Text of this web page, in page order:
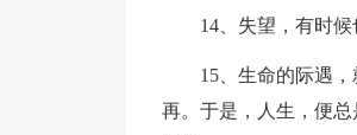
14、失望，有时
15、生命的际遇
再。于是，人生，便